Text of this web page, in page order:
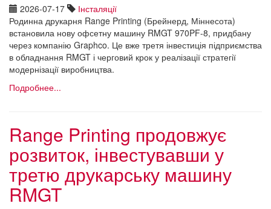
2026-07-17
Інсталяції
Родинна друкарня Range Printing (Брейнерд, Міннесота)
встановила нову офсетну машину RMGT 970PF-8, придбану
через компанію Graphco. Це вже третя інвестиція підприємства
в обладнання RMGT і черговий крок у реалізації стратегії
модернізації виробництва.
Подробнее...
Range Printing продовжує
розвиток, інвестувавши у
третю друкарську машину
RMGT